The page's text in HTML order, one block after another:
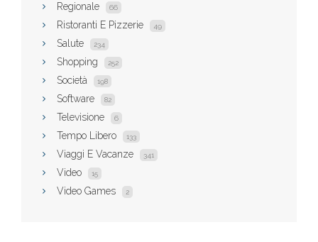
Regionale 66
Ristoranti E Pizzerie 49
Salute 234
Shopping 252
Società 198
Software 82
Televisione 6
Tempo Libero 133
Viaggi E Vacanze 341
Video 15
Video Games 2